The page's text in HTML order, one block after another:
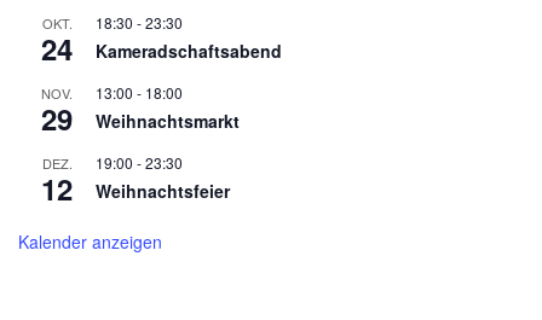
OKT.
24
18:30 -23:30
Kameradschaftsabend
NOV.
29
13:00 - 18:00
Weihnachtsmarkt
DEZ.
12
19:00 -23:30
Weihnachtsfeier
Kalender anzeigen